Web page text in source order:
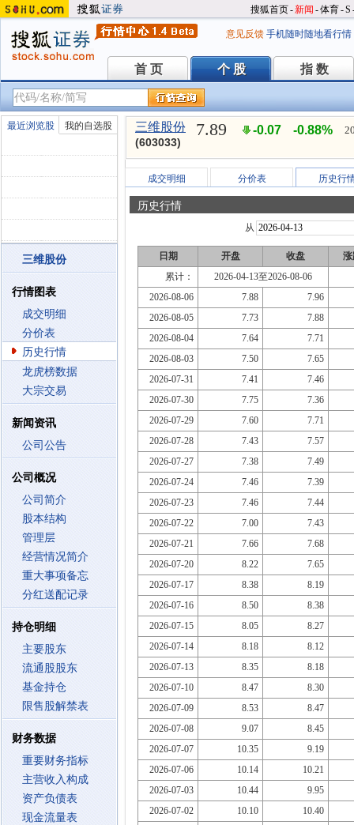
搜狐首页-新闻 -体育-S
意见反馈 手机随时随地看行情
首 页
首 页 个 股
个 股 指 数
指 数
最近浏览股 我的自选股
三维股份
行情图表
成交明细
分价表
历史行情
龙虎榜数据
大宗交易
新闻资讯
公司公告
公司概况
公司简介
股本结构
管理层
经营情况简介
重大事项备忘
分红送配记录
持仓明细
主要股东
流通股股东
基金持仓
限售股解禁表
财务数据
重要财务指标
主营收入构成
资产负债表
现金流量表
三维股份
(603033)
7.89 -0.07 -0.88%
成交明细 分价表 历史行
历史行情
从
日期 开盘 收盘
涨
累计：
2026-04-13至2026-08-06
2026-08-06
7.88
7.96
2026-08-05
7.73
7.88
2026-08-04
7.64
7.71
2026-08-03
7.50
7.65
2026-07-31
7.41
7.46
2026-07-30
7.75
7.36
2026-07-29
7.60
7.71
2026-07-28
7.43
7.57
2026-07-27
7.38
7.49
2026-07-24
7.46
7.39
2026-07-23
7.46
7.44
2026-07-22
7.00
7.43
2026-07-21
7.66
7.68
2026-07-20
8.22
7.65
2026-07-17
8.38
8.19
2026-07-16
8.50
8.38
2026-07-15
8.05
8.27
2026-07-14
8.18
8.12
2026-07-13
8.35
8.18
2026-07-10
8.47
8.30
2026-07-09
8.53
8.47
2026-07-08
9.07
8.45
2026-07-07
10.35
9.19
2026-07-06
10.14
10.21
2026-07-03
10.44
9.95
2026-07-02
10.10
10.40